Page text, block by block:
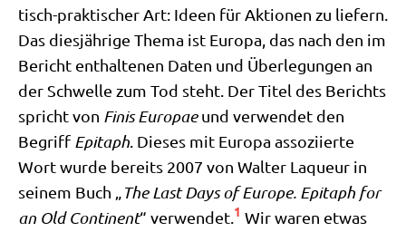
tisch-prak­ti­scher Art: Ideen für Aktio­nen zu lie­fern.
Das dies­jäh­ri­ge The­ma ist Euro­pa, das nach den im
Bericht ent­hal­te­nen Daten und Über­le­gun­gen an
der Schwel­le zum Tod steht. Der Titel des Berichts
spricht von Finis Euro­paeund ver­wen­det den
Begriff Epi­taph . Die­ses mit Euro­pa asso­zi­ier­te
Wort wur­de bereits 2007 von Wal­ter Laqueur in
sei­nem Buch „
The Last Days of Euro­pe. Epi­taph for
an Old Con­ti­nent“ ver­wen­det. 1 Wir waren etwas